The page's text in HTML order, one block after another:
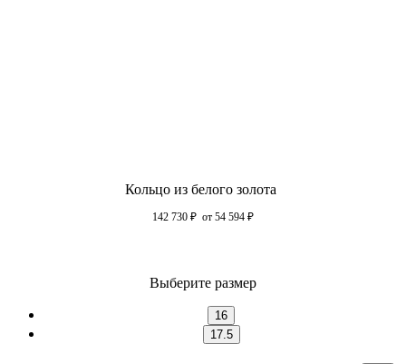
Кольцо из белого золота
142 730 ₽ от 54 594 ₽
Выберите размер
16
17.5